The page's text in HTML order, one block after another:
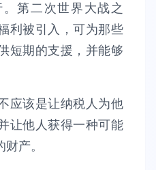
第二次世界大战之
利被引入，可为那些
短期的支援，并能够
应该是让纳税人为他
让他人获得一种可能
产。